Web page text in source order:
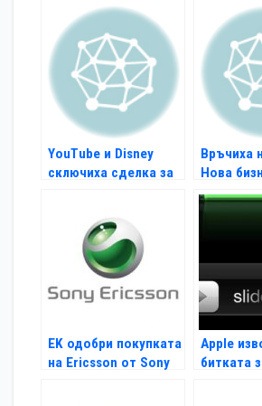
YouTube и Disney
сключиха сделка за
Връчиха
Нова
EK одобри покупката
на Ericsson от Sony
Apple
битката